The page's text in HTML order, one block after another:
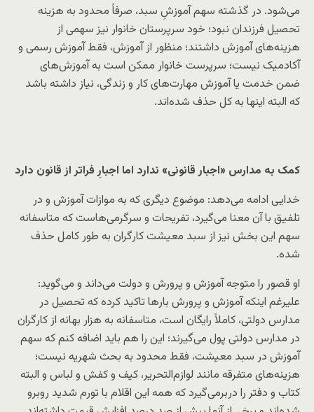
می‌شود. در گذشته سهم آموزشِ سبد، صرفاً محدود به هزینه
تحصیل فرزندان نبود؛ خود سرپرستان خانوار نیز سهمی از
هزینه‌های آموزش داشتند؛ منظور از آموزش، فقط آموزش رسمی و
آکادمیک نیست؛ سرپرست خانوار ممکن است به آموزش‌های
ضمن خدمت یا آموزش مهارت‌های کار و زندگی، نیاز داشته باشد
که البته اینها به کل حذف شده‌اند.
کمک به مدارس «اجبار قانونی» ندارد اما اجبارِ فراتر از قانون دارد
خدایی ادامه می‌دهد: موضوع دیگری که به موازات آموزش و در
تلفیق با آن معنا می‌گیرد، تفریحات و سرگرمی‌هاست که متاسفانه
سهم این بخش نیز از سبد معیشت کارگران به طور کامل حذف
شده.
او قصور را متوجه آموزش و پرورش و دولت می‌داند و می‌گوید:
علیرغم اینکه آموزش و پرورش بارها تاکید کرده که تحصیل در
مدارس دولتی، کاملاً رایگان است، متاسفانه به هزار بهانه از کارگران
در مدارس دولتی پول می‌گیرند؛ این را هم باید اضافه کنم که سهم
آموزش در سبد معیشت، فقط محدود به بحث شهریه نیست؛
هزینه‌های متفرقه مانند لوازم‌التحریر، کیف و کفش و لباس و البته
کتاب و دفتر را دربرمی‌گیرد که همه این اقلام با تورم شدید روبرو